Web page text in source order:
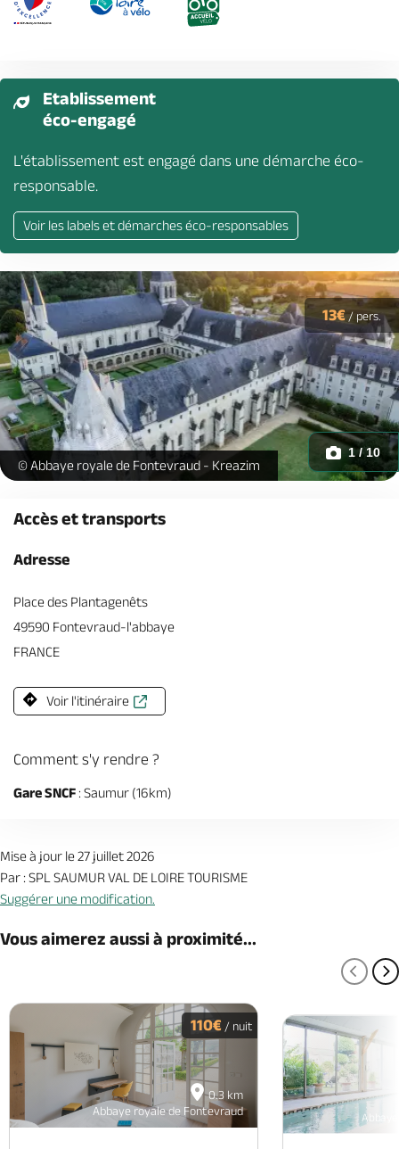
Etablissement
éco-engagé
L'établissement est engagé dans une démarche éco-
responsable.
Voir les labels et démarches éco-responsables
Fontevraud -
© Abbaye royale de Fontevraud - Kreazim
1 / 10
13€ / pers.
Accès et transports
Adresse
Place des Plantagenêts
49590 Fontevraud-l'abbaye
FRANCE
Voir l'itinéraire
Comment s'y rendre ?
Gare SNCF : Saumur (16km)
Mise à jour le 27 juillet 2026
Par : SPL SAUMUR VAL DE LOIRE TOURISME
Suggérer une modification.
Vous aimerez aussi à proximité...
0.3 km
Abbaye royale de Fontevraud
110€ / nuit